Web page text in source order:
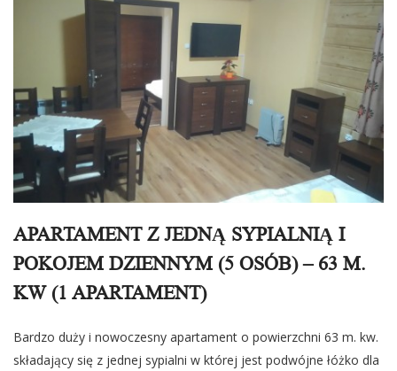
APARTAMENT Z JEDNĄ SYPIALNIĄ I
POKOJEM DZIENNYM (5 OSÓB) – 63 M.
KW (1 APARTAMENT)
Bardzo duży i nowoczesny apartament o powierzchni 63 m. kw.
składający się z jednej sypialni w której jest podwójne łóżko dla